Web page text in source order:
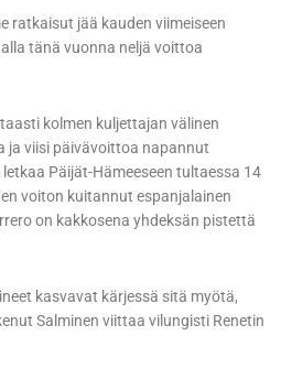
ratkaisut jää kauden viimeiseen
tänä vuonna neljä voittoa
kolmen kuljettajan välinen
ja viisi päivävoittoa napannut
Päijät-Hämeeseen tultaessa 14
voiton kuitannut espanjalainen
on kakkosena yhdeksän pistettä
kasvavat kärjessä sitä myötä,
Salminen viittaa vilungisti Renetin